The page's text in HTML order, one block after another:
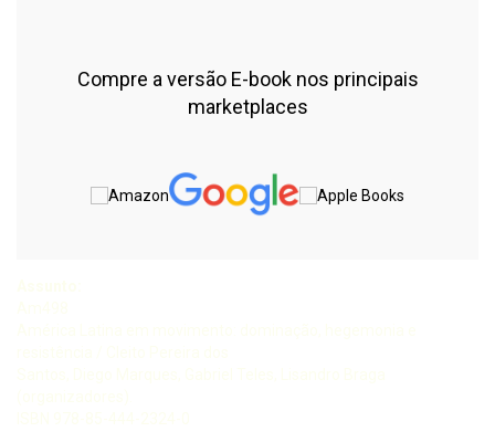
Compre a versão E-book nos principais
marketplaces